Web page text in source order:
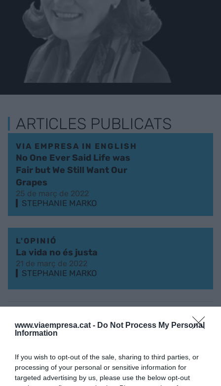
www.viaempresa.cat - Do Not Process My Personal
Information
If you wish to opt-out of the sale, sharing to third parties, or
processing of your personal or sensitive information for
targeted advertising by us, please use the below opt-out
ARTICLES PUBLICATS
VIA EMPRESA IN ENGLISH
No One Ever Said Life was
Fair but We Still Want Our
Grapes
25 de març de 2022
STEPHANIE MARKO
L'OPINIÓ
La vida no és justa
21 de març de 2022
STEPHANIE MARKO
But Will They Read This